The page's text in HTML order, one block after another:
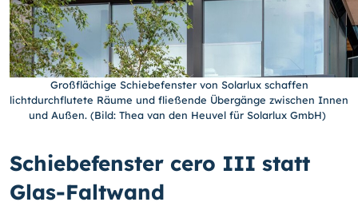
Großflächige Schiebefenster von Solarlux schaffen
lichtdurchflutete Räume und fließende Übergänge zwischen Innen
und Außen. (Bild: Thea van den Heuvel für Solarlux GmbH)
Schiebefenster cero III statt
Glas-Faltwand